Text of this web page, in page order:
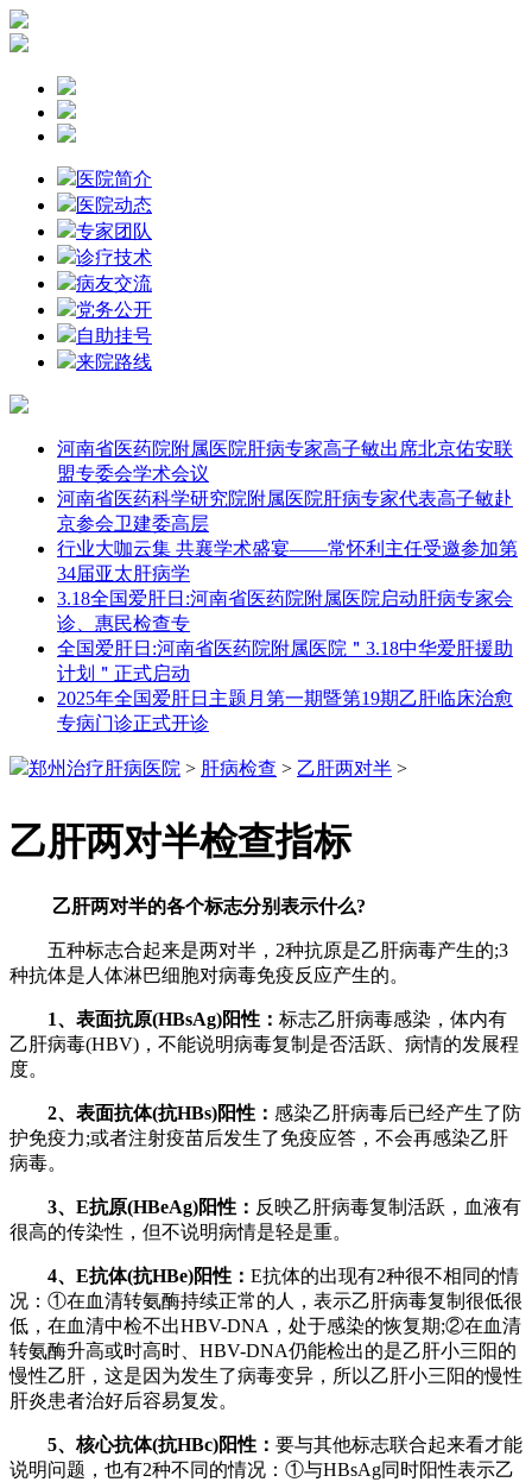
医院简介
医院动态
专家团队
诊疗技术
病友交流
党务公开
自助挂号
来院路线
河南省医药院附属医院肝病专家高子敏出席北京佑安联
盟专委会学术会议
河南省医药科学研究院附属医院肝病专家代表高子敏赴
京参会卫建委高层
行业大咖云集 共襄学术盛宴——常怀利主任受邀参加第
34届亚太肝病学
3.18全国爱肝日:河南省医药院附属医院启动肝病专家会
诊、惠民检查专
全国爱肝日:河南省医药院附属医院＂3.18中华爱肝援助
计划＂正式启动
2025年全国爱肝日主题月第一期暨第19期乙肝临床治愈
专病门诊正式开诊
郑州治疗肝病医院 > 肝病检查 > 乙肝两对半 >
乙肝两对半检查指标
乙肝两对半的各个标志分别表示什么?
五种标志合起来是两对半，2种抗原是乙肝病毒产生的;3
种抗体是人体淋巴细胞对病毒免疫反应产生的。
1、表面抗原(HBsAg)阳性： 标志乙肝病毒感染，体内有
乙肝病毒(HBV)，不能说明病毒复制是否活跃、病情的发展程
度。
2、表面抗体(抗HBs)阳性： 感染乙肝病毒后已经产生了防
护免疫力;或者注射疫苗后发生了免疫应答，不会再感染乙肝
病毒。
3、E抗原(HBeAg)阳性： 反映乙肝病毒复制活跃，血液有
很高的传染性，但不说明病情是轻是重。
4、E抗体(抗HBe)阳性： E抗体的出现有2种很不相同的情
况：①在血清转氨酶持续正常的人，表示乙肝病毒复制很低很
低，在血清中检不出HBV-DNA，处于感染的恢复期;②在血清
转氨酶升高或时高时、HBV-DNA仍能检出的是乙肝小三阳的
慢性乙肝，这是因为发生了病毒变异，所以乙肝小三阳的慢性
肝炎患者治好后容易复发。
5、核心抗体(抗HBc)阳性： 要与其他标志联合起来看才能
说明问题，也有2种不同的情况：①与HBsAg同时阳性表示乙